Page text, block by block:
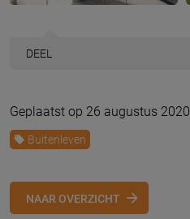
DEEL
Geplaatst op 26 augustus 2020
Buitenleven
NAAR OVERZICHT